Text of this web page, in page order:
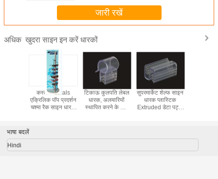
जारी रखें
अधिक खुदरा साइन इन करें धारकों
कस्टम Decals
एक्रिलिक पॉप प्रदर्शन
चश्मा रैक साइन धारक
टिकाऊ कुलपति लेबल
धारक, अलमारियों
स्थापित करने के लिए
सुपरमार्केट शेल्फ साइन
धारक प्लास्टिक
Extruded डेटा पट्टी
भाषा बदलें
Hindi